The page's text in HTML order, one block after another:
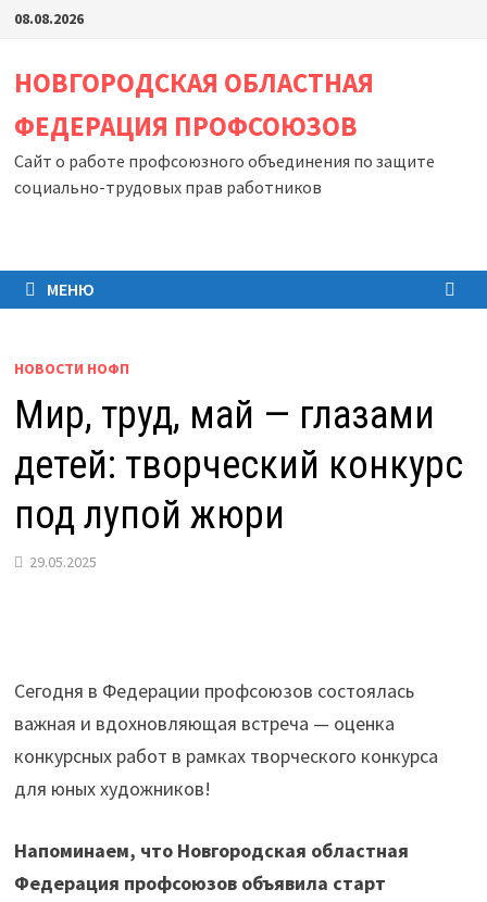
Перейти
содержимому
08.08.2026
НОВГОРОДСКАЯ ОБЛАСТНАЯ
ФЕДЕРАЦИЯ ПРОФСОЮЗОВ
Сайт о работе профсоюзного объединения по защите
социально-трудовых прав работников
МЕНЮ
НОВОСТИ НОФП
Мир, труд, май — глазами
детей: творческий конкурс
под лупой жюри
29.05.2025
Сегодня в Федерации профсоюзов состоялась
важная и вдохновляющая встреча — оценка
конкурсных работ в рамках творческого конкурса
для юных художников!
Напоминаем, что Новгородская областная
Федерация профсоюзов объявила старт